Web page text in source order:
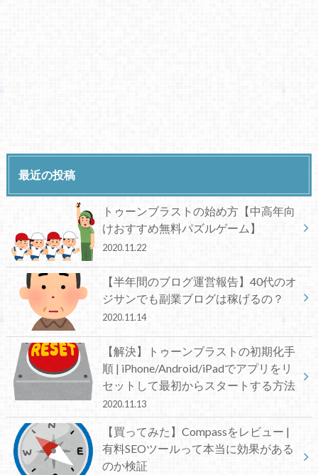
最近の投稿
トゥーンブラストの始め方【中高年向
けおすすめ無料パズルゲーム】
2020.11.22
【半年間のブログ運営報告】40代のオ
ジサンでも副業ブログは稼げるの？
2020.11.14
【解決】トゥーンブラストの初期化手
順 | iPhone/Android/iPadでアプリをリ
セットして最初からスタートする方法
2020.11.13
【買ってみた】Compassをレビュー |
有料SEOツールって本当に効果がある
のか検証